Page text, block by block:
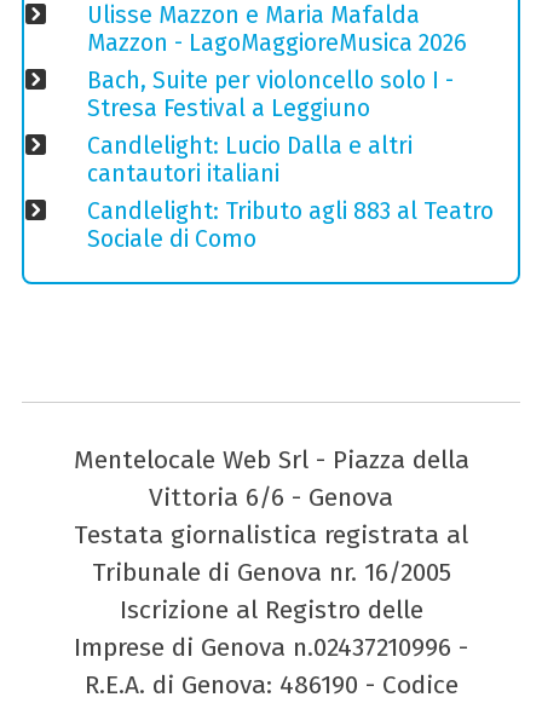
Ulisse Mazzon e Maria Mafalda
Mazzon - LagoMaggioreMusica 2026
Bach, Suite per violoncello solo I -
Stresa Festival a Leggiuno
Candlelight: Lucio Dalla e altri
cantautori italiani
Candlelight: Tributo agli 883 al Teatro
Sociale di Como
Mentelocale Web Srl - Piazza della
Vittoria 6/6 - Genova
Testata giornalistica registrata al
Tribunale di Genova nr. 16/2005
Iscrizione al Registro delle
Imprese di Genova n.02437210996 -
R.E.A. di Genova: 486190 - Codice